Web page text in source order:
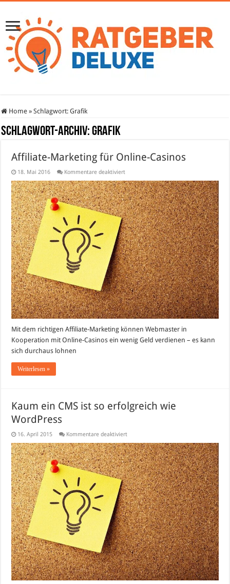
Home » Schlagwort:Grafik
Schlagwort-Archiv:Grafik
Affiliate-Marketing für Online-Casinos
18. Mai 2016 Kommentare deaktiviertfür
Marketing
für
Online-
Casinos
Mit dem richtigen Affiliate-Marketing können Webmaster in
Kooperation mit Online-Casinos ein wenig Geld verdienen – es kann
sich durchaus lohnen
Weiterlesen »
Kaum ein CMS ist so erfolgreich wie
WordPress
16. April 2015 Kommentare deaktiviertfür
ein
CMS
ist
so
erfolgreich
wie
WordPress